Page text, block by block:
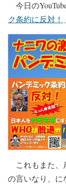
今日の
ク条約に反対！
これもまた、
の言いなり、に